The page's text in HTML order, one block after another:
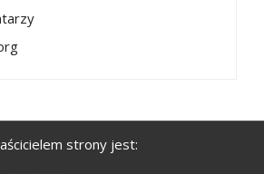
strony jest: